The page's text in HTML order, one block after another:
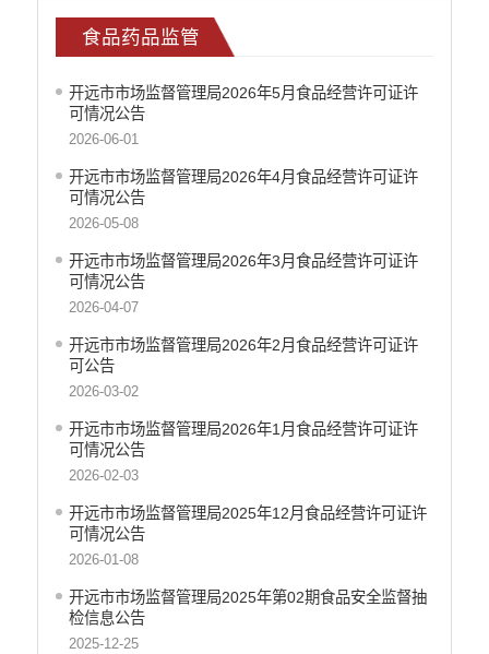
重大决策
财政资金直达基层
稳岗就业
应急预案
产品质量
公共文化服务
涉农补贴
疫情防控
养老服务
规划计划
生态环境
食品药品监管
义务教育
政府集中采购
食品药品监管
开远市市场监督管理局2026年5月食品经营许可证许
可情况公告
2026-06-01
开远市市场监督管理局2026年4月食品经营许可证许
可情况公告
2026-05-08
开远市市场监督管理局2026年3月食品经营许可证许
可情况公告
2026-04-07
开远市市场监督管理局2026年2月食品经营许可证许
可公告
2026-03-02
开远市市场监督管理局2026年1月食品经营许可证许
可情况公告
2026-02-03
开远市市场监督管理局2025年12月食品经营许可证许
可情况公告
2026-01-08
开远市市场监督管理局2025年第02期食品安全监督抽
检信息公告
2025-12-25